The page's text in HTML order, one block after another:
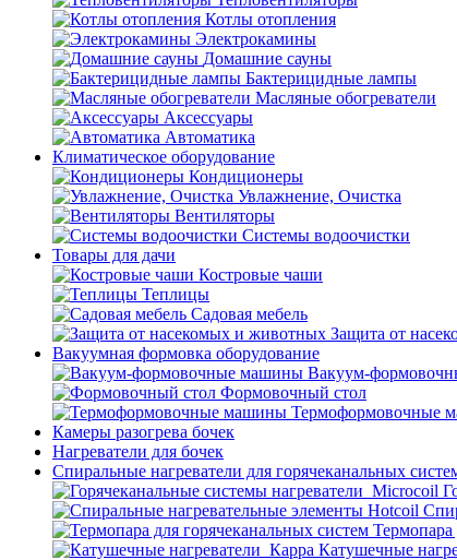
Котлы отопления
Электрокамины
Домашние сауны
Бактерицидные лампы
Масляные обогреватели
Аксессуары
Автоматика
Климатическое оборудование
Кондиционеры
Увлажнение, Очистка
Вентиляторы
Системы водоочистки
Товары для дачи
Костровые чаши
Теплицы
Садовая мебель
Защита от
Вакуумная формовка оборудование
Вакуум-
Формовочный стол
Термоформовочные
Камеры разогрева бочек
Нагреватели для бочек
Спиральные нагреватели для горячеканальных
Термопара
Катушечные